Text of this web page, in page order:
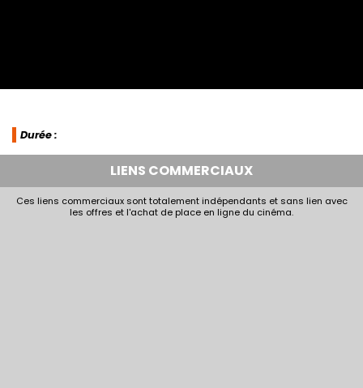
Durée :
LIENS COMMERCIAUX
Ces liens commerciaux sont totalement indépendants et sans lien avec
les offres et l'achat de place en ligne du cinéma.